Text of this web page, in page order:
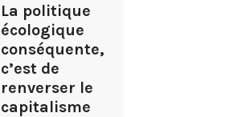
La politique
écologique
conséquente,
c’est de
renverser le
capitalisme